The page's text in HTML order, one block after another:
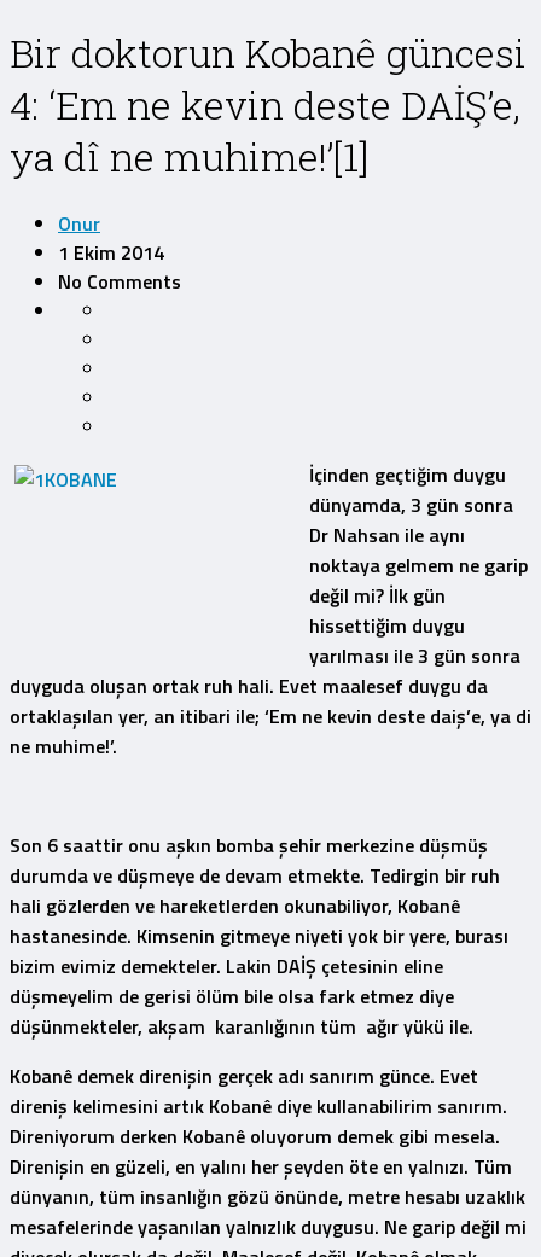
Bir doktorun Kobanê güncesi
4: ‘Em ne kevin deste DAİŞ’e,
ya dî ne muhime!’[1]
Onur
1 Ekim 2014
No Comments
İçinden geçtiğim duygu
dünyamda, 3 gün sonra
Dr Nahsan ile aynı
noktaya gelmem ne garip
değil mi? İlk gün
hissettiğim duygu
yarılması ile 3 gün sonra
duyguda oluşan ortak ruh hali. Evet maalesef duygu da
ortaklaşılan yer, an itibari ile; ‘Em ne kevin deste daiş’e, ya di
ne muhime!’.
Son 6 saattir onu aşkın bomba şehir merkezine düşmüş
durumda ve düşmeye de devam etmekte. Tedirgin bir ruh
hali gözlerden ve hareketlerden okunabiliyor, Kobanê
hastanesinde. Kimsenin gitmeye niyeti yok bir yere, burası
bizim evimiz demekteler. Lakin DAİŞ çetesinin eline
düşmeyelim de gerisi ölüm bile olsa fark etmez diye
düşünmekteler, akşam karanlığının tüm ağır yükü ile.
Kobanê demek direnişin gerçek adı sanırım günce. Evet
direniş kelimesini artık Kobanê diye kullanabilirim sanırım.
Direniyorum derken Kobanê oluyorum demek gibi mesela.
Direnişin en güzeli, en yalını her şeyden öte en yalnızı. Tüm
dünyanın, tüm insanlığın gözü önünde, metre hesabı uzaklık
mesafelerinde yaşanılan yalnızlık duygusu. Ne garip değil mi